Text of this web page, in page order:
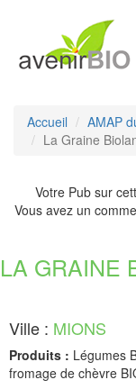
Accueil AMAP
La Graine
Votre Pub sur
Vous avez un
LA GRAINE
Ville : MIONS
Produits : Légumes
fromage de chèvre